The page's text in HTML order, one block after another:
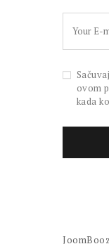
ovom
kada
JoomBooz